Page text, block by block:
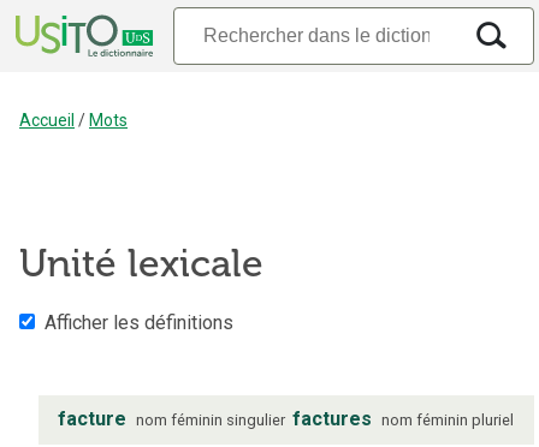
Accueil / Mots
Unité lexicale
Afficher les définitions
facture nom féminin singulier factures nom féminin pluriel